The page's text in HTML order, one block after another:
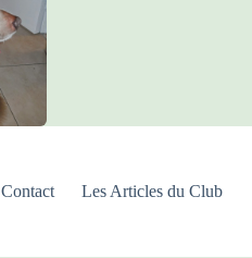
Contact Les Articles du Club